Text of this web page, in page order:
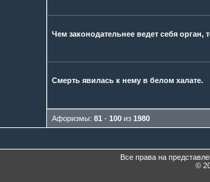
Чем законодательнее ведет себя орган,
Смерть явилась к нему в белом халате.
Афоризмы: 81 - 100 из 1980
Все права на
©